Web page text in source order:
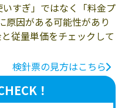
すぎ」ではなく「料金プ
原因がある可能性があり
従量単価をチェックして
検針票の見方はこちら
！